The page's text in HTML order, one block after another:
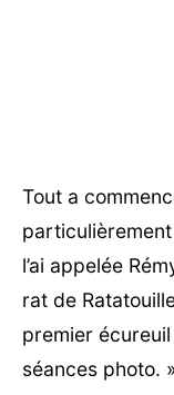
Tout a
l’ai appelée
rat de
premier
séances photo. »